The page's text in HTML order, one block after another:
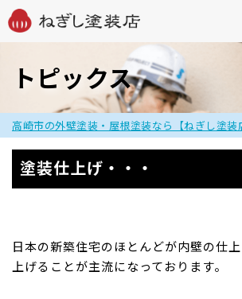
mainトピックス
高崎市の外壁塗装・屋根塗装なら【ねぎし塗装
塗装仕上げ・・・
日本の新築住宅のほとんどが内壁の仕
上げることが主流になっております。